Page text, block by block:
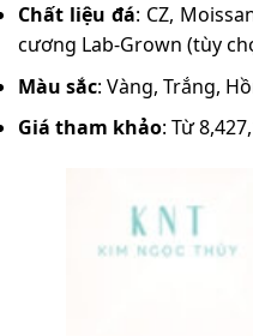
Chất liệu đá: CZ,
cương Lab-Grown (tùy
Màu sắc: Vàng, Trắng,
Giá tham khảo: Từ